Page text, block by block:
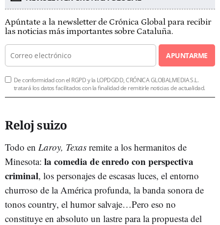
Apúntate a la newsletter de Crónica Global para recibir
las noticias más importantes sobre Cataluña.
APUNTARME
De conformidad con el RGPD y la LOPDGDD, CRÓNICA GLOBALMEDIA S.L.
tratará los datos facilitados con la finalidad de remitirle noticias de actualidad.
Reloj suizo
Todo en Laroy, Texas remite a los hermanitos de
Minesota: la comedia de enredo con perspectiva
criminal, los personajes de escasas luces, el entorno
churroso de la América profunda, la banda sonora de
tonos country, el humor salvaje…Pero eso no
constituye en absoluto un lastre para la propuesta del